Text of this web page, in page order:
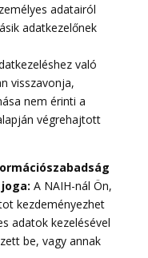
adatairól
adatkezelőnek
való
visszavonja,
nem érinti a
végrehajtott
A NAIH-nál Ön,
kezdeményezhet
adatok kezelésével
be, vagy annak